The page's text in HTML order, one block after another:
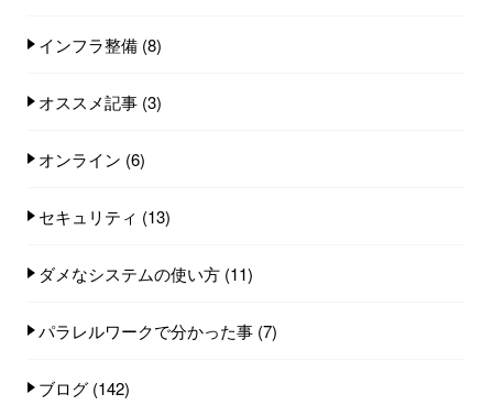
インフラ整備 (8)
オススメ記事 (3)
オンライン (6)
セキュリティ (13)
ダメなシステムの使い方 (11)
パラレルワークで分かった事 (7)
ブログ (142)